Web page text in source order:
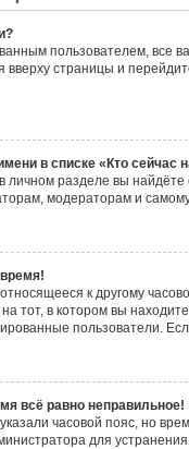
пользователем, все
вверху страницы и
в списке «Кто сейчас
личном разделе вы
модераторам и
к другому
тот, в котором вы
пользователи.
всё равно неправильное!
часовой пояс, но
для